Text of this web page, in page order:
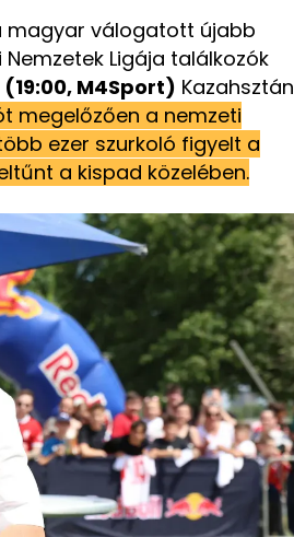
válogatott újabb
Ligája találkozók
(19:00, M4Sport) Kazahsztán
megelőzően a nemzeti
ezer szurkoló figyelt a
a kispad közelében.